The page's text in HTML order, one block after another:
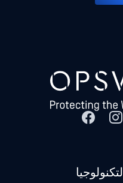
التكنولوجيا